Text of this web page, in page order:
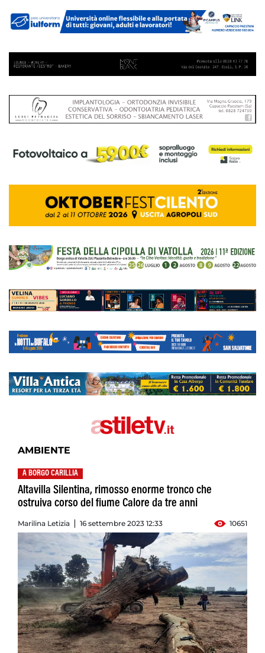
AMBIENTE
A BORGO CARILLIA
Altavilla Silentina, rimosso enorme tronco che
ostruiva corso del fiume Calore da tre anni
Marilina Letizia 16 settembre 2023 12:33 10651